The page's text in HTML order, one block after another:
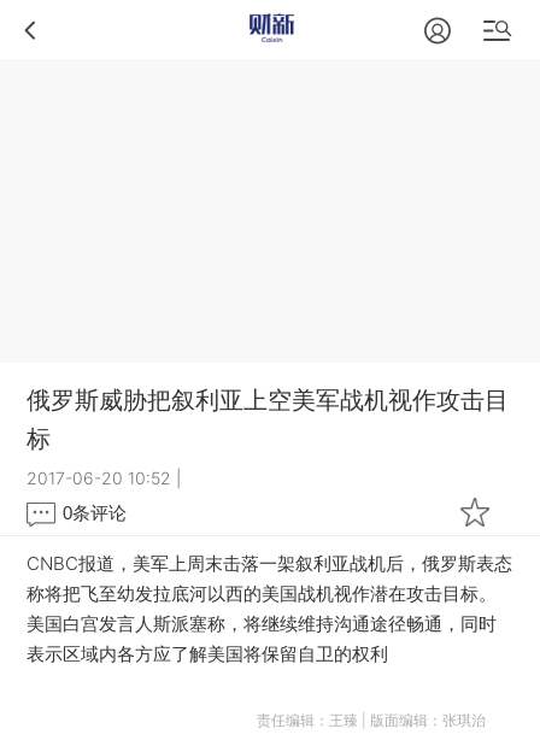
俄罗斯威胁把叙利亚上空美军战机视作攻击目
标
2017-06-20 10:52
0条评论
CNBC报道，美军上周末击落一架叙利亚战机后，俄罗斯表态
称将把飞至幼发拉底河以西的美国战机视作潜在攻击目标。
美国白宫发言人斯派塞称，将继续维持沟通途径畅通，同时
表示区域内各方应了解美国将保留自卫的权利
责任编辑：王臻 | 版面编辑：张琪治